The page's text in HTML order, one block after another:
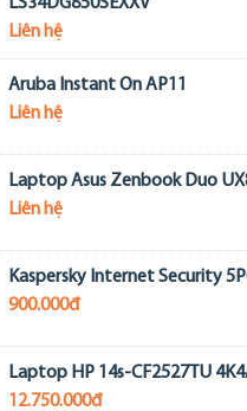
LS34DG850SEXXV
Liên hệ
Aruba Instant On AP11
Liên hệ
Laptop Asus Zenbook Duo
Liên hệ
Kaspersky Internet Security
900.000đ
Laptop HP 14s-CF2527TU
12.750.000đ